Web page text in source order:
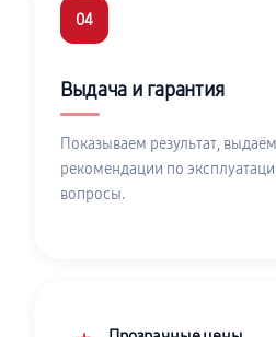
04
Выдача и гарантия
Показываем результат,
рекомендации по
вопросы.